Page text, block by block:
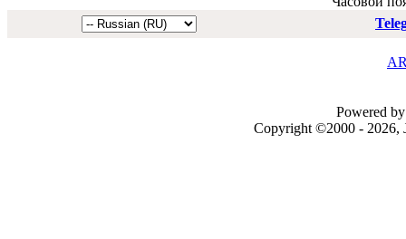
Powered
Copyright ©2000 - 2026,